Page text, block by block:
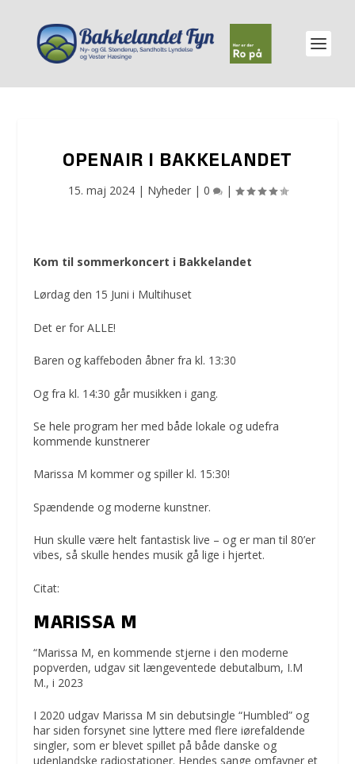
OPENAIR I BAKKELANDET
15. maj 2024| Nyheder| 0 |
Kom til sommerkoncert i Bakkelandet
Lørdag den 15 Juni i Multihuset
Det er for ALLE!
Baren og kaffeboden åbner fra kl. 13:30
Og fra kl. 14:30 går musikken i gang.
Se hele program her med både lokale og udefra
kommende kunstnerer
Marissa M kommer og spiller kl. 15:30!
Spændende og moderne kunstner.
Hun skulle være helt fantastisk live – og er man til 80’er
vibes, så skulle hendes musik gå lige i hjertet.
Citat:
MARISSA M
“Marissa M, en kommende stjerne i den moderne
popverden, udgav sit længeventede debutalbum, I.M
M., i 2023
I 2020 udgav Marissa M sin debutsingle “Humbled” og
har siden forsynet sine lyttere med flere iørefaldende
singler, som er blevet spillet på både danske og
udenlandske radiostationer. Hendes sange omfavner et